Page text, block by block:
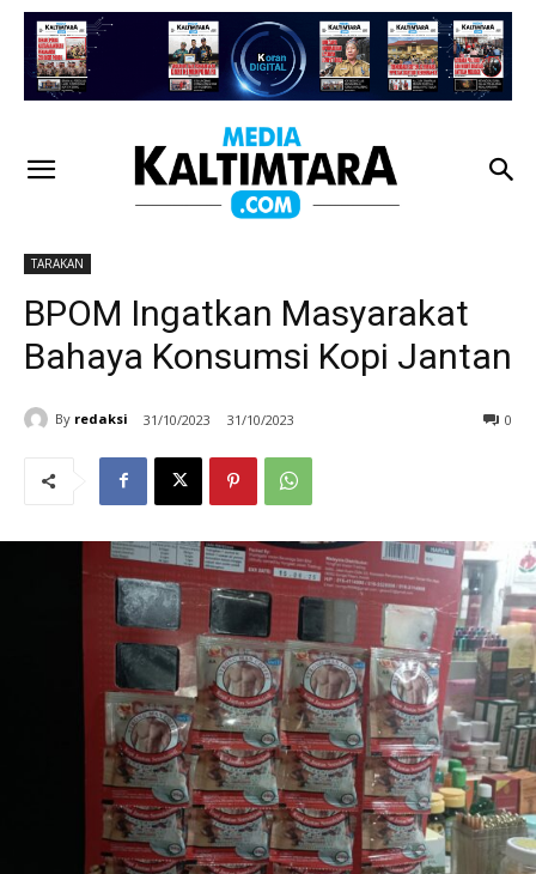
TARAKAN
BPOM Ingatkan Masyarakat
Bahaya Konsumsi Kopi Jantan
By redaksi 31/10/2023 31/10/2023 0